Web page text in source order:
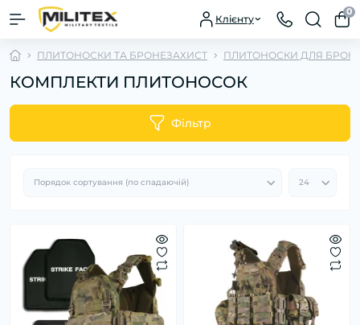
Клієнту
0
ПЛИТОНОСКИ ТА БРОНЕЗАХИСТ ПЛИТОНОСКИ ДЛЯ
КОМПЛЕКТИ ПЛИТОНОСОК
Фільтр